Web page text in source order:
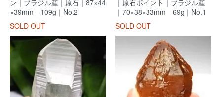
ン｜ブラジル産｜原石｜87×44
×39mm 109g｜No.2
SOLD OUT
｜原石ポイント｜ブラジル産
｜70×38×33mm 69g｜No.1
SOLD OUT